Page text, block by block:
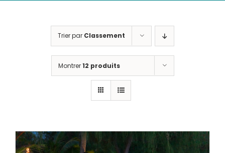
Trier par Classement
Montrer12 produits